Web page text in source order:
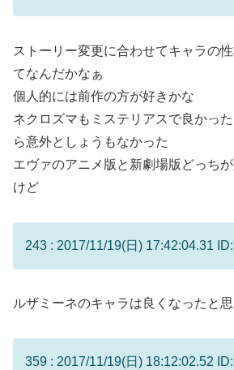
ストーリー変更に合わせてキャラの
てなんだかなぁ
個人的には前作の方が好きかな
ネクロズマもミステリアスで良かっ
ら意外としょうもなかった
エヴァのアニメ版と新劇場版どっち
けど
243 : 2017/11/19(日) 17:42:04.31
ルザミーネのキャラは良くなったと
359 : 2017/11/19(日) 18:12:02.52